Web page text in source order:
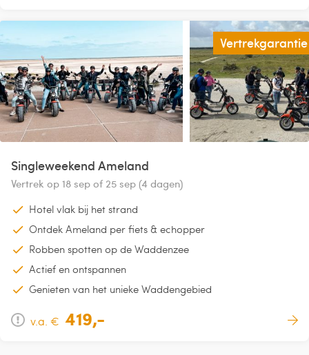
Vertrekgarantie
Singleweekend Ameland
Vertrek op 18 sep of 25 sep (4 dagen)
Hotel vlak bij het strand
Ontdek Ameland per fiets & echopper
Robben spotten op de Waddenzee
Actief en ontspannen
Genieten van het unieke Waddengebied
v.a. € 419,-